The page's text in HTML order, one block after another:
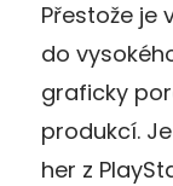
Přestože je
do
graficky
produkcí.
her z